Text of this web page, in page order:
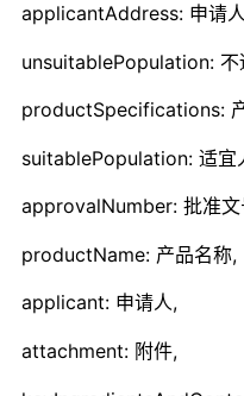
applicantAddress: 申请
unsuitablePopulation: 不
productSpecifications:
suitablePopulation: 适宜
approvalNumber: 批准文
productName: 产品名称,
applicant: 申请人,
attachment: 附件,